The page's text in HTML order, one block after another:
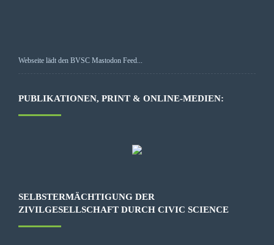
Webseite lädt den BVSC Mastodon Feed...
PUBLIKATIONEN, PRINT & ONLINE-MEDIEN:
SELBSTERMÄCHTIGUNG DER
ZIVILGESELLSCHAFT DURCH CIVIC SCIENCE